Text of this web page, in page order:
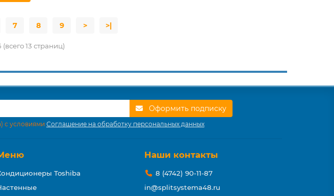
7 8 9 > >|
(всего 13 страниц)
Оформить подписку
с условиями Соглашение на обработку персональных данных
Toshiba
Наши контакты
8 (4742) 90-11-87
in@splitsystema48.ru